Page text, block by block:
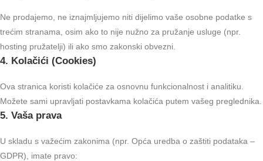
Ne prodajemo, ne iznajmljujemo niti dijelimo vaše osobne podatke s
trećim stranama, osim ako to nije nužno za pružanje usluge (npr.
hosting pružatelji) ili ako smo zakonski obvezni.
4. Kolačići (Cookies)
Ova stranica koristi kolačiće za osnovnu funkcionalnost i analitiku.
Možete sami upravljati postavkama kolačića putem vašeg preglednika.
5. Vaša prava
U skladu s važećim zakonima (npr. Opća uredba o zaštiti podataka –
GDPR), imate pravo: